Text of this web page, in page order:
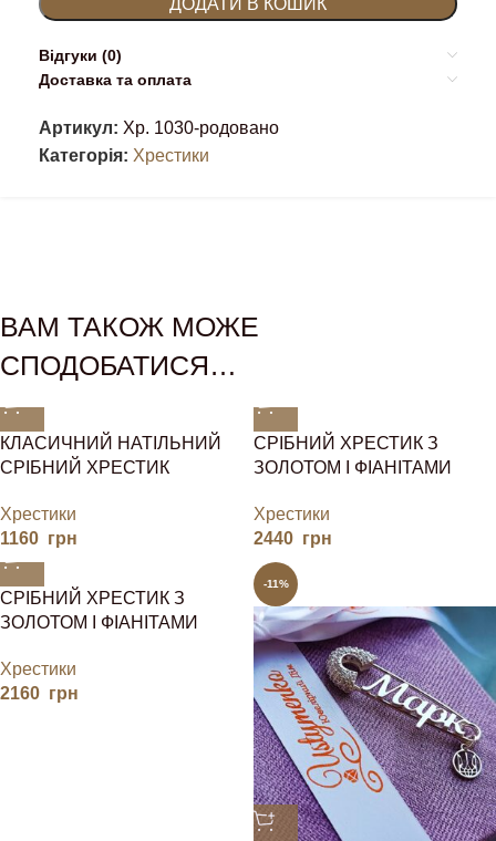
ДОДАТИ В КОШИК
Відгуки (0)
Доставка та оплата
Артикул: Хр. 1030-родовано
Категорія: Хрестики
ВАМ ТАКОЖ МОЖЕ
СПОДОБАТИСЯ…
КЛАСИЧНИЙ НАТІЛЬНИЙ
СРІБНИЙ ХРЕСТИК
Хрестики
1160 грн
СРІБНИЙ ХРЕСТИК З
ЗОЛОТОМ І ФІАНІТАМИ
Хрестики
2440 грн
СРІБНИЙ ХРЕСТИК З
ЗОЛОТОМ І ФІАНІТАМИ
Хрестики
2160 грн
-11%